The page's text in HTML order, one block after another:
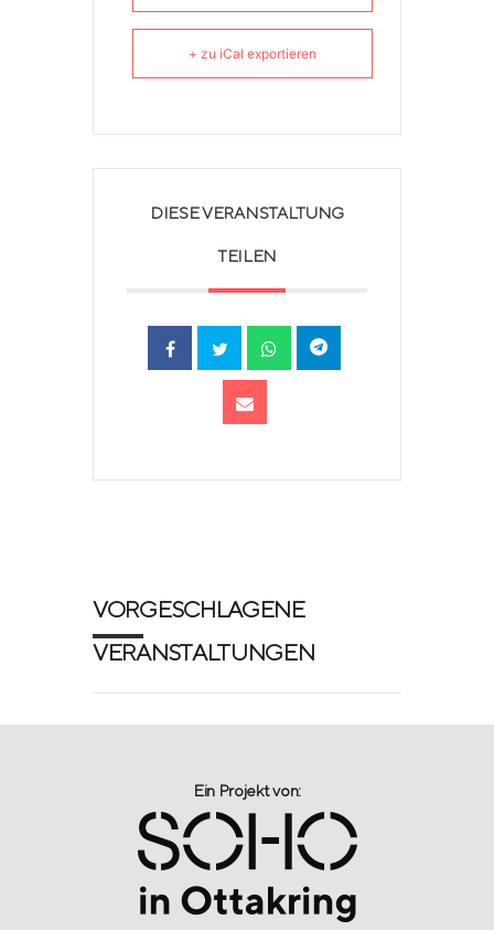
+ zu iCal exportieren
DIESE VERANSTALTUNG
TEILEN
VORGESCHLAGENE
VERANSTALTUNGEN
Ein Projekt von:​